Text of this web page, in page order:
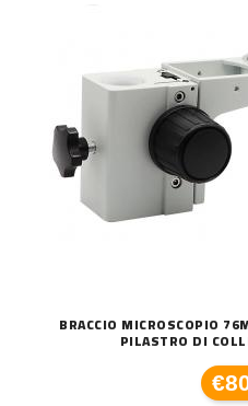
BRACCIO MICROSCOPIO
PILASTRO DI